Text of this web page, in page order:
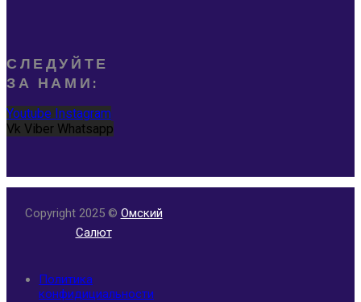
СЛЕДУЙТЕ
ЗА НАМИ:
Youtube Instagram
Vk Viber Whatsapp
Copyright 2025 © Омский
Салют
Политика
конфидициальности